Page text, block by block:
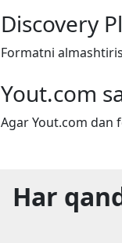
Discovery
Formatni
Yout.com
Agar Yout.com dan
Har